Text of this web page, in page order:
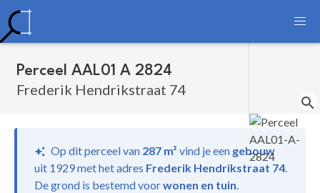
Perceel AAL01 A 2824
Frederik Hendrikstraat 74
Op dit perceel van 287 m² vind jeeen gebouw
uit 1929 met het adres Frederik Hendrikstraat 74.
De grond is bestemd voorwonen en tuin.